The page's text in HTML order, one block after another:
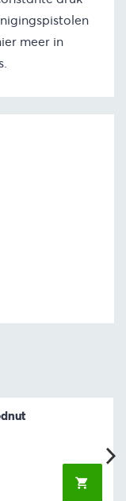
meer in